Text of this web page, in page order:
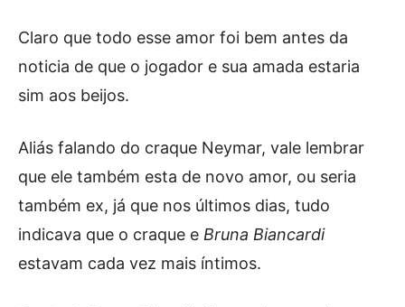
Claro que todo esse amor foi bem antes da
noticia de que o jogador e sua amada estaria
sim aos beijos.
Aliás falando do craque Neymar, vale lembrar
que ele também esta de novo amor, ou seria
também ex, já que nos últimos dias, tudo
indicava que o craque e Bruna Biancardi
estavam cada vez mais íntimos.